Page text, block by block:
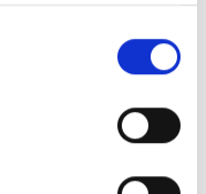
su “Personalizza”.
Tuoi dati potranno
per il
di sicurezza a